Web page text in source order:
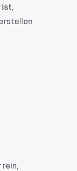
ist,
rein,